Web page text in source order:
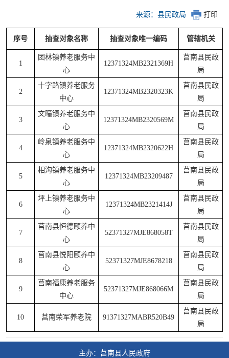
来源：县民政局 打印
序号 抽查对象名称 抽查对象唯一编码 管辖机关
1
团林镇养老服务中
心
12371324MB2321369H
莒南县民政
局
2
十字路镇养老服务
中心
12371324MB2320323K
莒南县民政
局
3
文疃镇养老服务中
心
12371324MB2320569M
莒南县民政
局
4
岭泉镇养老服务中
心
12371324MB2320622H
莒南县民政
局
5
相沟镇养老服务中
心
12371324MB23209487
莒南县民政
局
6
坪上镇养老服务中
心
12371324MB2321414J
莒南县民政
局
7
莒南县恒德颐养中
心
52371327MJE868058T
莒南县民政
局
8
莒南县悦阳颐养中
心
52371327MJE8678218
莒南县民政
局
9
莒南福康养老服务
中心
52371327MJE868066M
莒南县民政
局
10 莒南荣军养老院 91371327MABR520B49
莒南县民政
局
主办：莒南县人民政府